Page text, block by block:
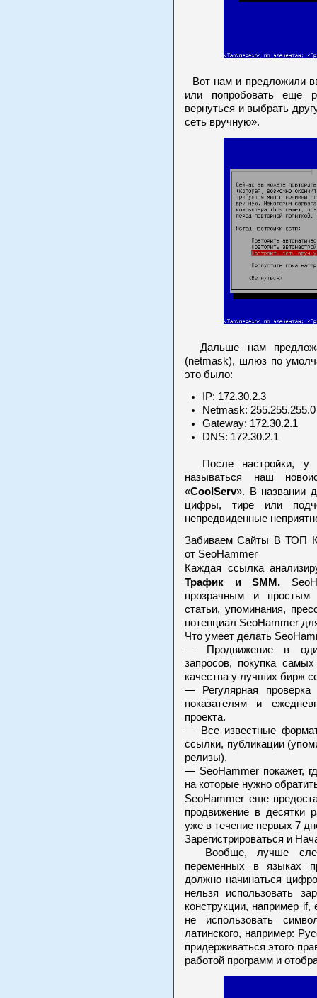
Вот нам и предложили
или попробовать еще
вернуться и выбрать
сеть вручную».
Дальше нам
(netmask), шлюз по
это было:
IP: 172.30.2.3
Netmask: 255.255.255.0
Gateway: 172.30.2.1
DNS: 172.30.2.1
После настройки, у
называться наш
«CoolServ». В названии
цифры, тире или
непредвиденные
Забиваем Сайты В ТОП
от SeoHammer
Каждая ссылка
Трафик и SMM.
прозрачным и
статьи, упоминания,
потенциал SeoHammer
Что умеет делать
— Продвижение в
запросов, покупка
качества у лучших бирж
— Регулярная
показателям и
проекта.
— Все известные
ссылки, публикации
релизы).
— SeoHammer покажет,
на которые нужно
SeoHammer еще
продвижение в десятки
уже в течение первых 7
Зарегистрироваться и
Вообще, лучше
переменных в языках
должно начинаться
нельзя использовать
конструкции, например
не использовать
латинского, например:
придерживаться этого
работой программ и